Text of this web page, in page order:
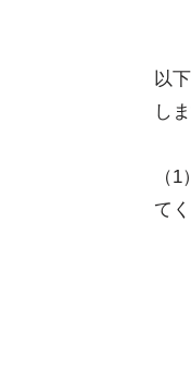
以
し
（
て